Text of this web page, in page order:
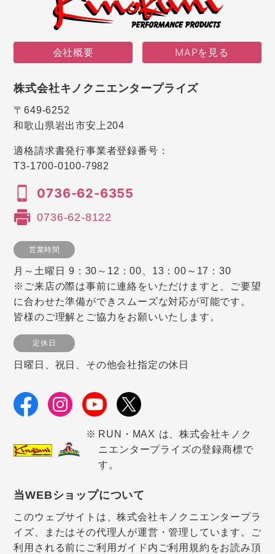
会社概要 MAPを見る
株式会社キノクニエンタープライズ
〒649-6252
和歌山県岩出市安上204
適格請求書発行事業者登録番号：
T3-1700-0100-7982
0736-62-6355
0736-62-8122
営業時間
月～土曜日 9：30～12：00、13：00～17：30
※ご来店の際は事前に連絡をいただけますと、ご要望
に合わせた準備ができスムーズな対応が可能です。
皆様のご理解とご協力をお願いいたします。
定休日
日曜日、祝日、その他会社指定の休日
RUN・MAX は、株式会社キノク
ニエンタープライズの登録商標で
す。
当WEBショップについて
このウェブサイトは、株式会社キノクニエンタープラ
イズ、またはその代理人が運営・管理しています。ご
利用される前にご利用ガイド内ご利用規約をお読み頂